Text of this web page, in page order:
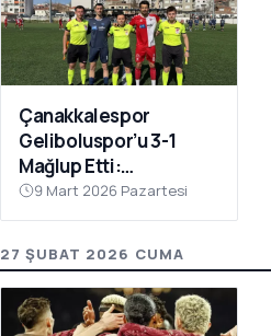
Çanakkalespor
Geliboluspor’u 3-1
Mağlup Etti:
Yenilmezlik Serisi 18
Maça Çıktı
9 Mart 2026 Pazartesi
27 ŞUBAT 2026 CUMA